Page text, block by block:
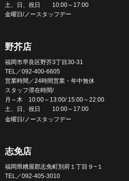
土、日、祝日 10:00～17:00
金曜日/ノースタッフデー
野芥店
福岡市早良区野芥3丁目30-31
TEL／092-400-6605
営業時間／24時間営業・年中無休
スタッフ滞在時間/
月～木 10:00～13:00/ 15:00～22:00
土、日、祝日 10:00～17:00
金曜日/ノースタッフデー
志免店
福岡県糟屋郡志免町別府１丁目９−１
TEL／092-405-3010